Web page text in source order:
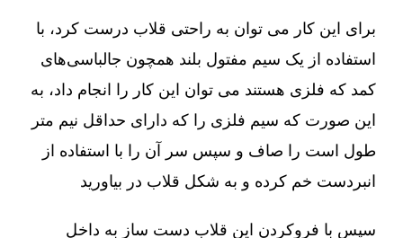
برای این کار می توان به راحتی قلاب درست کرد، با
استفاده از یک سیم مفتول بلند همچون جالباسی‌های
کمد که فلزی هستند می توان این کار را انجام داد، به
این صورت که سیم فلزی را که دارای حداقل نیم متر
طول است را صاف و سپس سر آن را با استفاده از
انبردست خم کرده و به شکل قلاب در بیاورید
سپس با فروکردن این قلاب دست ساز به داخل